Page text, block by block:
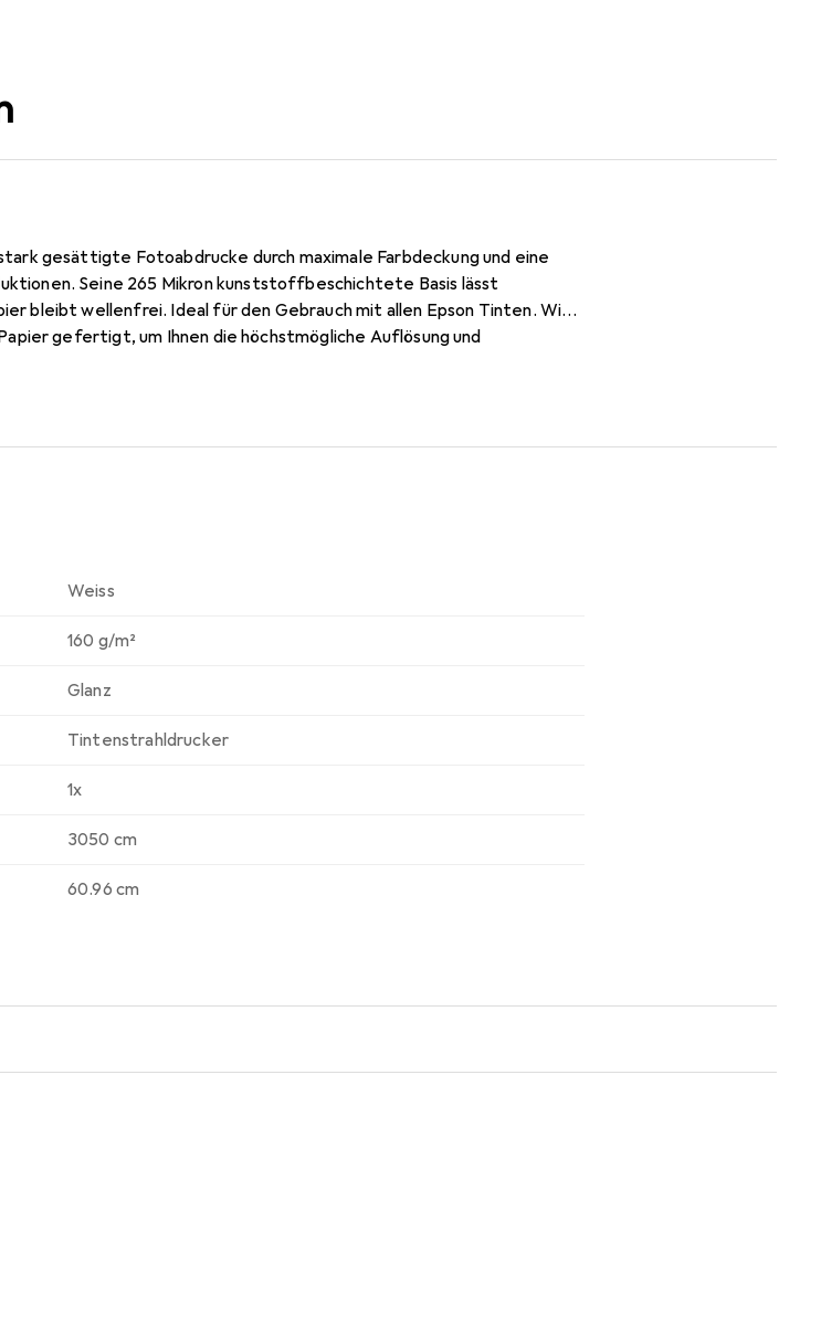
gesättigte Fotoabdrucke durch maximale Farbdeckung und eine
Seine 265 Mikron kunststoffbeschichtete Basis lässt
bleibt wellenfrei. Ideal für den Gebrauch mit allen Epson Tinten. Wie
gefertigt, um Ihnen die höchstmögliche Auflösung und
Weiss
160 g/m²
Glanz
Tintenstrahldrucker
1x
3050 cm
60.96 cm